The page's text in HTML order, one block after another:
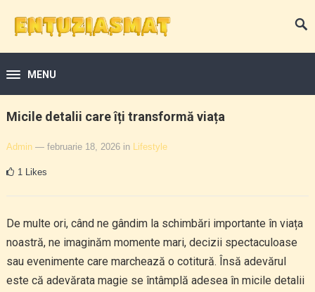
MENU
Micile detalii care îți transformă viața
Admin — februarie 18, 2026 in Lifestyle
1 Likes
De multe ori, când ne gândim la schimbări importante în viața
noastră, ne imaginăm momente mari, decizii spectaculoase
sau evenimente care marchează o cotitură. Însă adevărul
este că adevărata magie se întâmplă adesea în micile detalii